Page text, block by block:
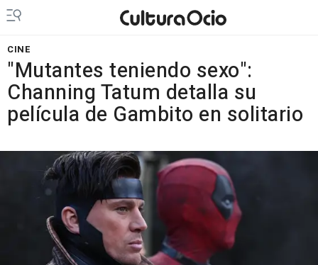
CINE
"Mutantes teniendo sexo":
Channing Tatum detalla su
película de Gambito en solitario